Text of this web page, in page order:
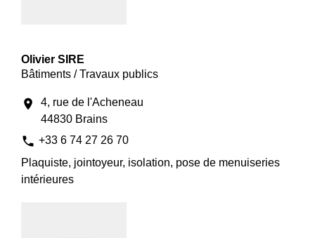
Olivier SIRE
Bâtiments / Travaux publics
location_on
4, rue de l'Acheneau
44830 Brains
phone +33 6 74 27 26 70
Plaquiste, jointoyeur, isolation, pose de menuiseries
intérieures